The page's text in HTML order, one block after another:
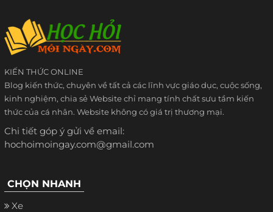
KIẾN THỨC ONLINE
Blog kiến thức, chuyên về tất cả các lĩnh vực giáo dục, cuộc sống,
kinh nghiệm, chia sẻ Website chỉ mang tính chất sưu tầm kiến
thức của cá nhân. Website không có giá trị thương mại.
Chi tiết góp ý gửi về email:
hochoimoingay.com@gmail.com
CHỌN NHANH
Xe